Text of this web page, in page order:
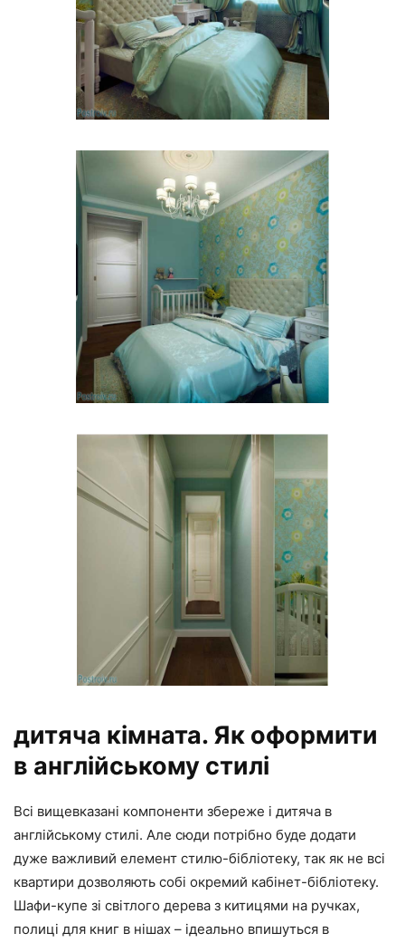
дитяча кімната. Як оформити
в англійському стилі
Всі вищевказані компоненти збереже і дитяча в
англійському стилі. Але сюди потрібно буде додати
дуже важливий елемент стилю-бібліотеку, так як не всі
квартири дозволяють собі окремий кабінет-бібліотеку.
Шафи-купе зі світлого дерева з китицями на ручках,
полиці для книг в нішах – ідеально впишуться в